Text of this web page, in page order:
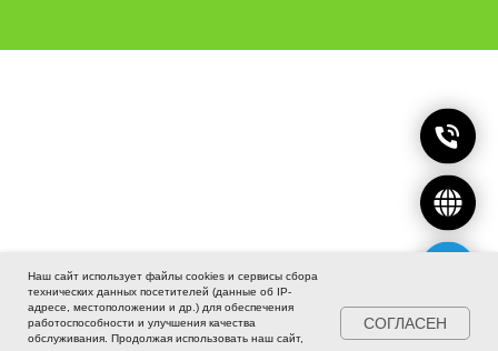
Наш сайт использует файлы cookies и сервисы сбора
технических данных посетителей (данные об IP-
адресе, местоположении и др.) для обеспечения
работоспособности и улучшения качества
обслуживания. Продолжая использовать наш сайт,
СОГЛАСЕН